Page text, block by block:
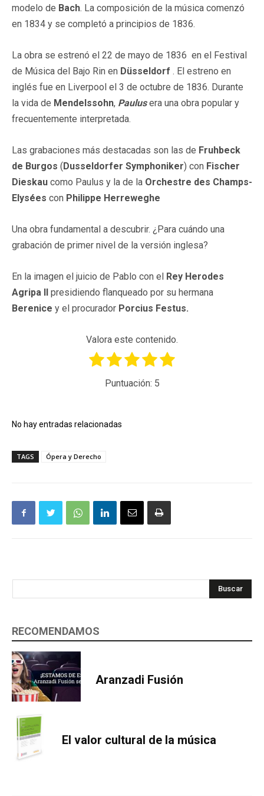
modelo de Bach. La composición de la música comenzó
en 1834 y se completó a principios de 1836.
La obra se estrenó el 22 de mayo de 1836 en el Festival
de Música del Bajo Rin en Düsseldorf . El estreno en
inglés fue en Liverpool el 3 de octubre de 1836. Durante
la vida de Mendelssohn, Paulus era una obra popular y
frecuentemente interpretada.
Las grabaciones más destacadas son las de Fruhbeck
de Burgos ( Dusseldorfer Symphoniker) con Fischer
Dieskau como Paulus y la de la Orchestre des Champs-
Elysées con Philippe Herreweghe
Una obra fundamental a descubrir. ¿Para cuándo una
grabación de primer nivel de la versión inglesa?
En la imagen el juicio de Pablo con el
Rey Herodes
Agripa II
presidiendo flanqueado por su hermana
Berenice y el procurador Porcius Festus.
Valora este contenido.
Puntuación: 5
No hay entradas relacionadas
TAGS Ópera y Derecho
Buscar
RECOMENDAMOS
Aranzadi Fusión
El valor cultural de la música